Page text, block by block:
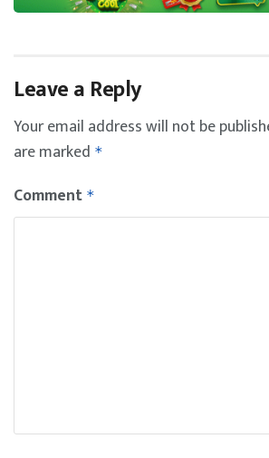
Leave a Reply
Your email address will not be
are marked *
Comment *